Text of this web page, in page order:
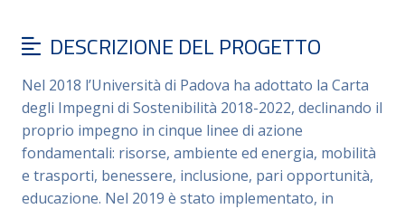
DESCRIZIONE DEL PROGETTO
Nel 2018 l’Università di Padova ha adottato la Carta
degli Impegni di Sostenibilità 2018-2022, declinando il
proprio impegno in cinque linee di azione
fondamentali: risorse, ambiente ed energia, mobilità
e trasporti, benessere, inclusione, pari opportunità,
educazione. Nel 2019 è stato implementato, in